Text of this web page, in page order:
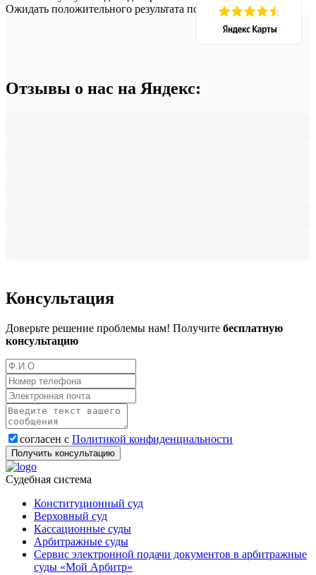
Ожидать положительного результата по делу.
Отзывы о нас на Яндекс:
Консультация
Доверьте решение проблемы нам! Получите бесплатную
консультацию
согласен с Политикой конфиденциальности
Судебная система
Конституционный суд
Верховный суд
Кассационные суды
Арбитражные суды
Сервис электронной подачи документов в арбитражные
суды «Мой Арбитр»